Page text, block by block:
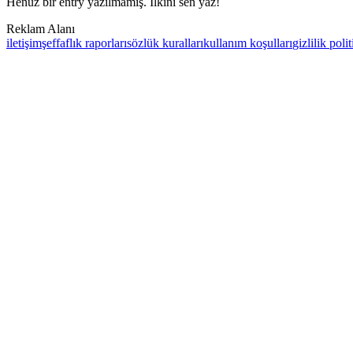
Reklam Alanı
iletişimşeffaflık raporlarısözlük kurallarıkullanım koşullarıgizlilik